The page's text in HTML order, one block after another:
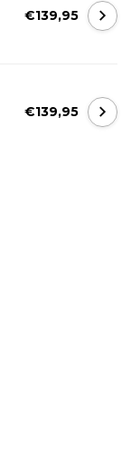
€139,95
€139,95